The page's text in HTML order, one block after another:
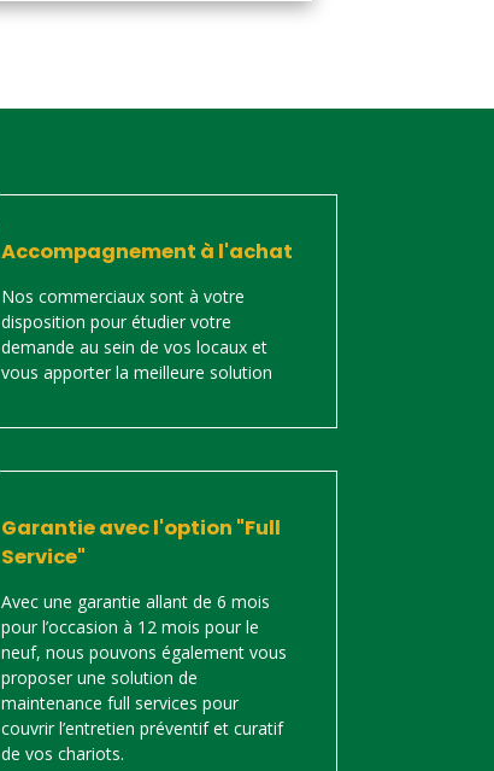
Accompagnement à l'achat
Nos commerciaux sont à votre
disposition pour étudier votre
demande au sein de vos locaux et
vous apporter la meilleure solution
Garantie avec l'option "Full
Service"
Avec une garantie allant de 6 mois
pour l’occasion à 12 mois pour le
neuf, nous pouvons également vous
proposer une solution de
maintenance full services pour
couvrir l’entretien préventif et curatif
de vos chariots.